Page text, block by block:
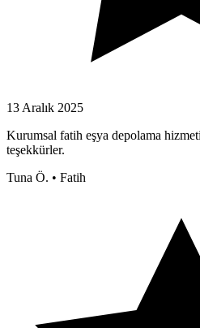
13 Aralık 2025
Kurumsal fatih eşya depolama
teşekkürler.
Tuna Ö. • Fatih